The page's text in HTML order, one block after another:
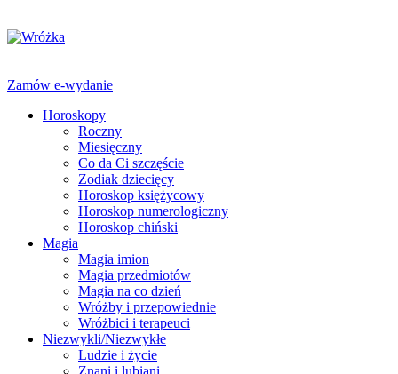
Zamów e-wydanie
Horoskopy
Roczny
Miesięczny
Co da Ci szczęście
Zodiak dziecięcy
Horoskop księżycowy
Horoskop numerologiczny
Horoskop chiński
Magia
Magia imion
Magia przedmiotów
Magia na co dzień
Wróżby i przepowiednie
Wróżbici i terapeuci
Niezwykli/Niezwykłe
Ludzie i życie
Znani i lubiani